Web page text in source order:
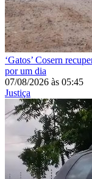
‘Gatos’ Cosern
por um dia
07/08/2026 às 05:45
Justiça